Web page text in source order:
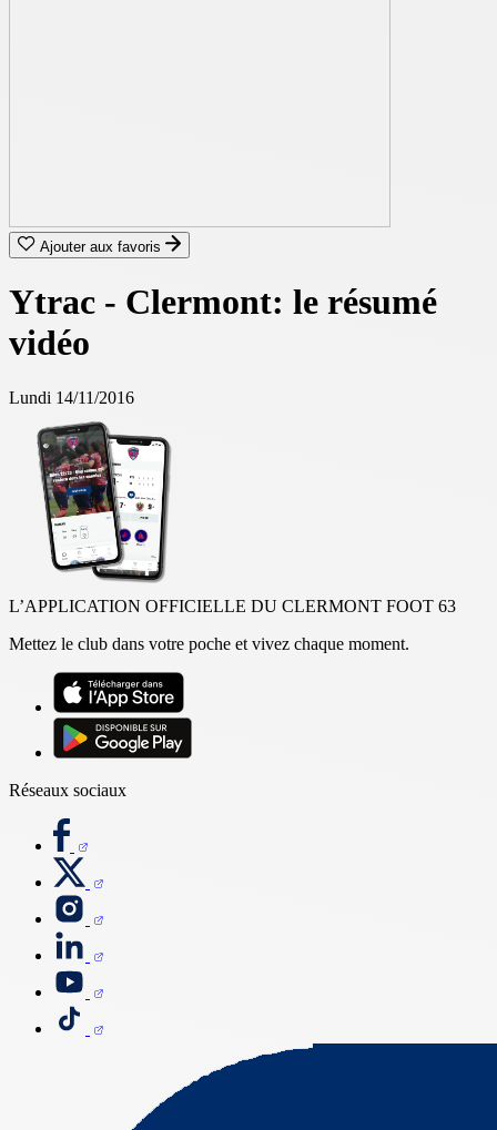
Ajouter aux favoris
Ytrac - Clermont: le résumé
vidéo
Lundi 14/11/2016
L’APPLICATION OFFICIELLE DU CLERMONT FOOT 63
Mettez le club dans votre poche et vivez chaque moment.
Réseaux sociaux